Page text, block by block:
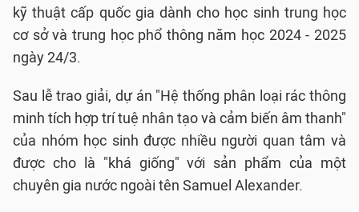
kỹ thuật cấp quốc gia dành cho học sinh trung học
cơ sở và trung học phổ thông năm học 2024 - 2025
ngày 24/3.
Sau lễ trao giải, dự án "Hệ thống phân loại rác thông
minh tích hợp trí tuệ nhân tạo và cảm biến âm thanh"
của nhóm học sinh được nhiều người quan tâm và
được cho là "khá giống" với sản phẩm của một
chuyên gia nước ngoài tên Samuel Alexander.